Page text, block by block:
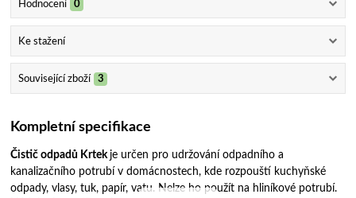
Hodnocení 0
Ke stažení
Související zboží 3
Kompletní specifikace
Čistič odpadů Krtek je určen pro udržování odpadního a
kanalizačního potrubí v domácnostech, kde rozpouští kuchyňské
odpady, vlasy, tuk, papír, vatu. Nelze ho použít na hliníkové potrubí.